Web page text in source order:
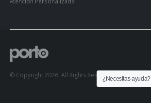
© Copyright 2026. All Rights Reserved.
¿Necesitas ayuda?